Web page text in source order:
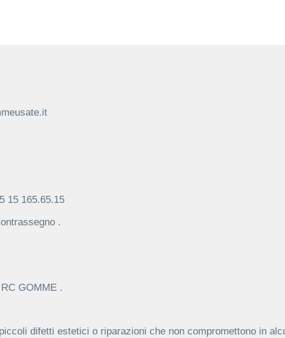
15 165.65.15
.
GOMME .
difetti estetici o riparazioni che non compromettono in